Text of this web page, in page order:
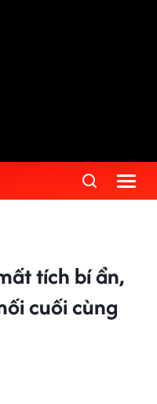
tích bí ẩn,
cuối cùng